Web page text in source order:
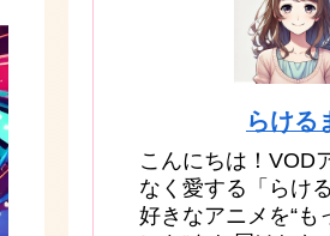
らける
こんにちは！VOD
なく愛する「らけ
好きなアニメを“も